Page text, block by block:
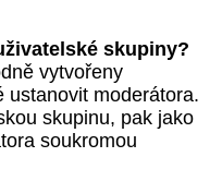
skupiny?
vytvořeny
ustanovit moderátora.
skupinu, pak jako
soukromou